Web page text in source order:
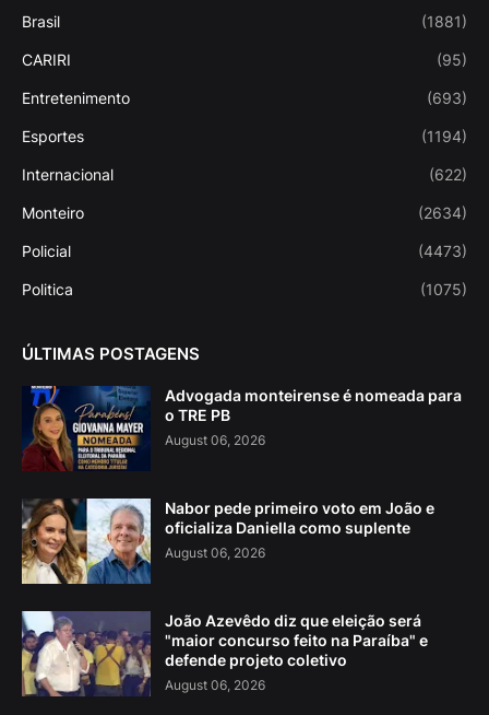
Brasil (1881)
CARIRI (95)
Entretenimento (693)
Esportes (1194)
Internacional (622)
Monteiro (2634)
Policial (4473)
Politica (1075)
ÚLTIMAS POSTAGENS
Advogada monteirense é nomeada para
o TRE PB
August 06, 2026
Nabor pede primeiro voto em João e
oficializa Daniella como suplente
August 06, 2026
João Azevêdo diz que eleição será
"maior concurso feito na Paraíba" e
defende projeto coletivo
August 06, 2026